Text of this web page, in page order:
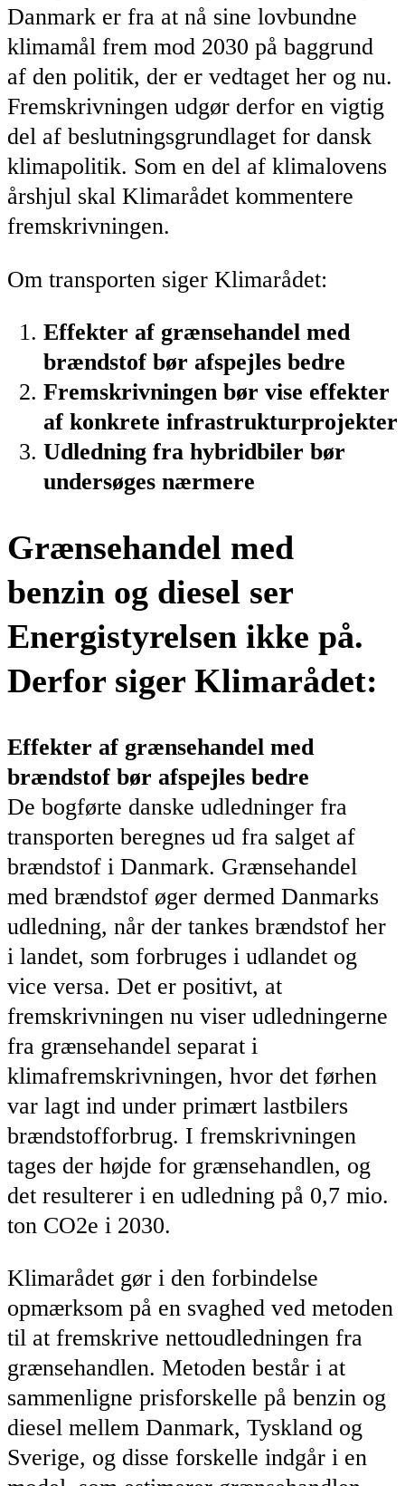
Danmark er fra at nå sine lovbundne
klimamål frem mod 2030 på baggrund
af den politik, der er vedtaget her og nu.
Fremskrivningen udgør derfor en vigtig
del af beslutningsgrundlaget for dansk
klimapolitik. Som en del af klimalovens
årshjul skal Klimarådet kommentere
fremskrivningen.
Om transporten siger Klimarådet:
Effekter af grænsehandel med
brændstof bør afspejles bedre
Fremskrivningen bør vise effekter
af konkrete infrastrukturprojekter
Udledning fra hybridbiler bør
undersøges nærmere
Grænsehandel med
benzin og diesel ser
Energistyrelsen ikke på.
Derfor siger Klimarådet:
Effekter af grænsehandel med
brændstof bør afspejles bedre
De bogførte danske udledninger fra
transporten beregnes ud fra salget af
brændstof i Danmark. Grænsehandel
med brændstof øger dermed Danmarks
udledning, når der tankes brændstof her
i landet, som forbruges i udlandet og
vice versa. Det er positivt, at
fremskrivningen nu viser udledningerne
fra grænsehandel separat i
klimafremskrivningen, hvor det førhen
var lagt ind under primært lastbilers
brændstofforbrug. I fremskrivningen
tages der højde for grænsehandlen, og
det resulterer i en udledning på 0,7 mio.
ton CO2e i 2030.
Klimarådet gør i den forbindelse
opmærksom på en svaghed ved metoden
til at fremskrive nettoudledningen fra
grænsehandlen. Metoden består i at
sammenligne prisforskelle på benzin og
diesel mellem Danmark, Tyskland og
Sverige, og disse forskelle indgår i en